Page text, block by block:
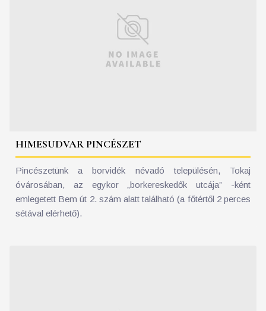
HIMESUDVAR PINCÉSZET
Pincészetünk a borvidék névadó településén, Tokaj
óvárosában, az egykor „borkereskedők utcája” -ként
emlegetett Bem út 2. szám alatt található (a főtértől 2 perces
sétával elérhető).